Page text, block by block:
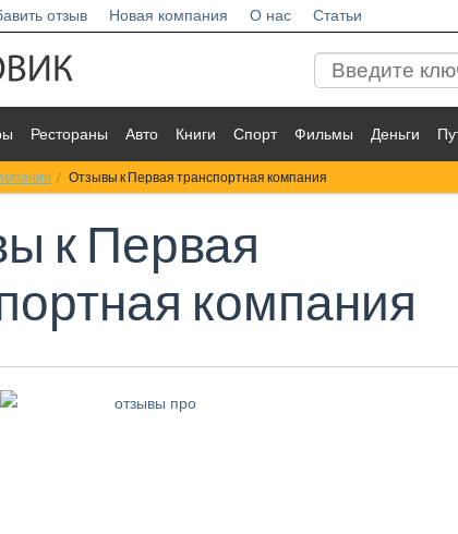
отзыв Новая компания О нас Статьи
Рестораны Авто Книги Спорт Фильмы Деньги
Отзывы к Первая транспортная компания
к Первая
компания